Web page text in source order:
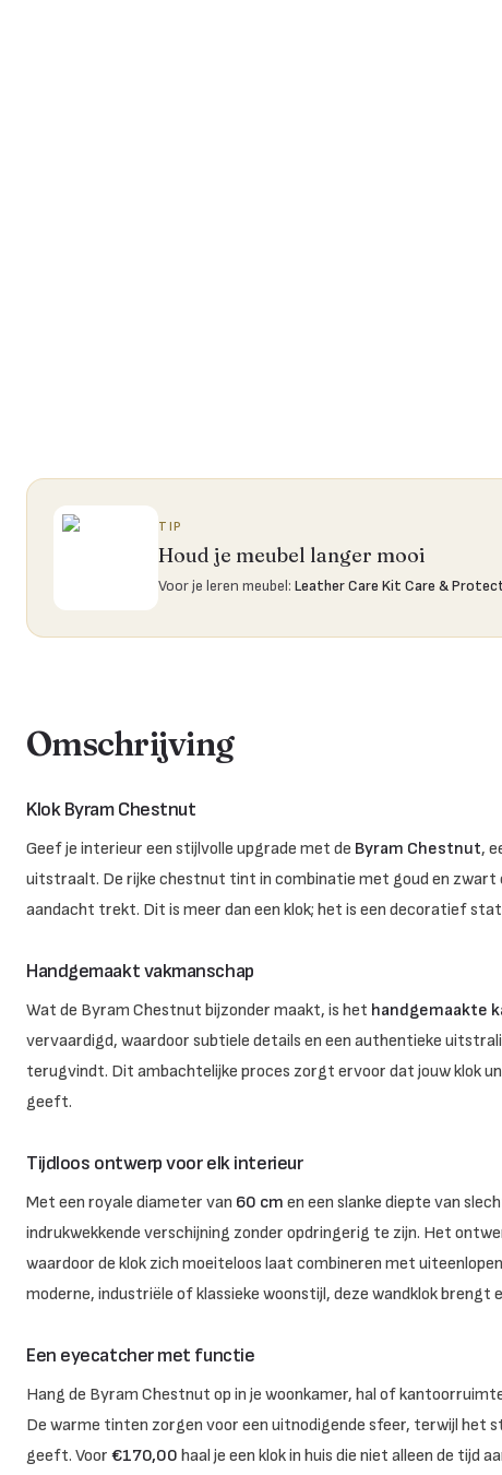
TIP
Houd je meubel langer mooi
Voor je leren meubel: Leather Care Kit Care &
Omschrijving
Klok Byram Chestnut
Geef je interieur een stijlvolle upgrade met de Byram Chestnut,
uitstraalt. De rijke chestnut tint in combinatie met goud en
aandacht trekt. Dit is meer dan een klok; het is een decoratief
Handgemaakt vakmanschap
Wat de Byram Chestnut bijzonder maakt, is het handgemaakte
vervaardigd, waardoor subtiele details en een authentieke
terugvindt. Dit ambachtelijke proces zorgt ervoor dat jouw klok
geeft.
Tijdloos ontwerp voor elk interieur
Met een royale diameter van 60 cm en een slanke diepte van
indrukwekkende verschijning zonder opdringerig te zijn. Het
waardoor de klok zich moeiteloos laat combineren met
moderne, industriële of klassieke woonstijl, deze wandklok brengt
Een eyecatcher met functie
Hang de Byram Chestnut op in je woonkamer, hal of
De warme tinten zorgen voor een uitnodigende sfeer, terwijl het
geeft. Voor €170,00 haal je een klok in huis die niet alleen de tijd